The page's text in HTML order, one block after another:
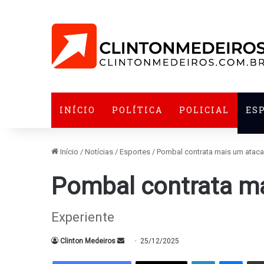
INÍCIO POLÍTICA POLICIAL
Início / Notícias / Esportes / Pombal contrata mais um
Pombal contrata
Experiente
Clinton Medeiros
Mande25/12/2025
Linkedin